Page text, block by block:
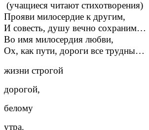
(учащиеся читают стихотворения)
Прояви милосердие к другим,
И совесть, душу вечно сохраним…
Во имя милосердия любви,
Ох, как пути, дороги все трудны…
жизни строгой
Какой
дорогой,
Куда по
белому
утра.